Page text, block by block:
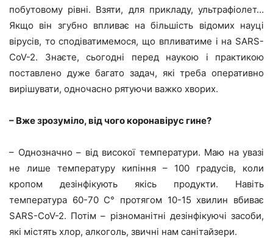
побутовому рівні. Взяти, для прикладу, ультрафіолет…
Якщо він згубно впливає на більшість відомих науці
вірусів, то сподіватимемося, що впливатиме і на SARS-
CoV-2. Знаєте, сьогодні перед наукою і практикою
поставлено дуже багато задач, які треба оперативно
вирішувати, одночасно рятуючи важко хворих.
– Вже зрозуміло, від чого коронавірус гине?
– Однозначно – від високої температури. Маю на увазі
не лише температуру кипіння – 100 градусів, коли
кропом дезінфікують якісь продукти. Навіть
температура 60-70 C° протягом 10-15 хвилин вбиває
SARS-CoV-2. Потім – різноманітні дезінфікуючі засоби,
які містять хлор, алкоголь, звичні нам санітайзери.